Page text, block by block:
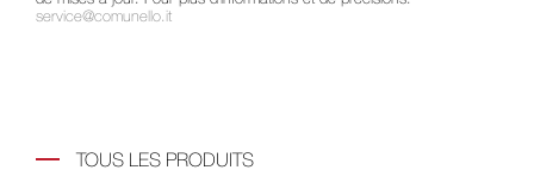
service@comunello.it
TOUS LES PRODUITS